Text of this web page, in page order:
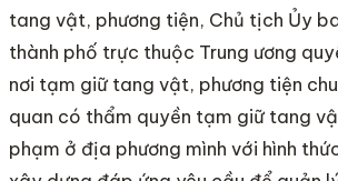
tang vật, phương tiện, Chủ tịch Ủy
thành phố trực thuộc Trung ương
nơi tạm giữ tang vật, phương tiện
quan có thẩm quyền tạm giữ tang
phạm ở địa phương mình với hình